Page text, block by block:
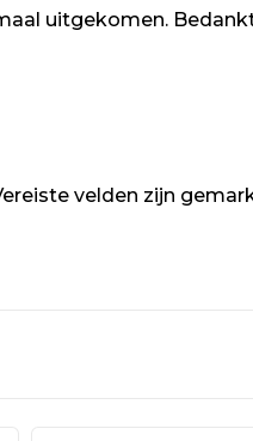
uitgekomen.
velden zijn